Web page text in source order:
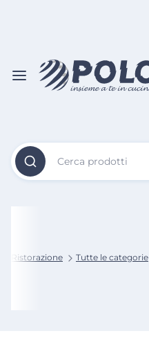
Cerca prodotti
Ristorazione Tutte le categorie